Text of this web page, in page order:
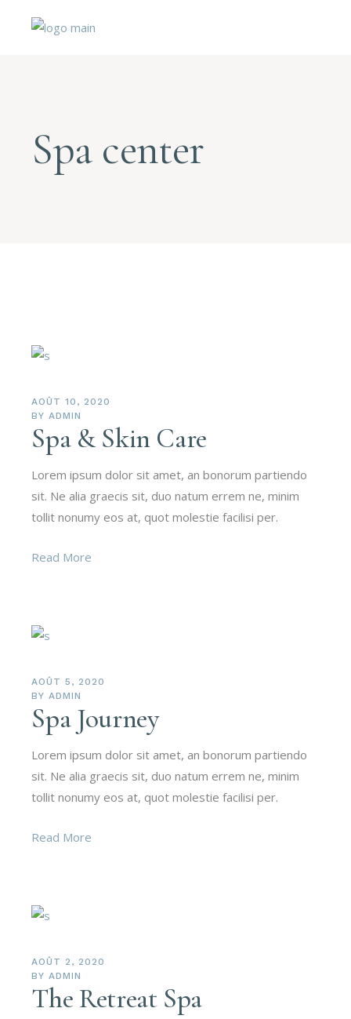
Spa center
AOÛT 10, 2020
BY ADMIN
Spa & Skin Care
Lorem ipsum dolor sit amet, an bonorum partiendo
sit. Ne alia graecis sit, duo natum errem ne, minim
tollit nonumy eos at, quot molestie facilisi per.
Read More
AOÛT 5, 2020
BY ADMIN
Spa Journey
Lorem ipsum dolor sit amet, an bonorum partiendo
sit. Ne alia graecis sit, duo natum errem ne, minim
tollit nonumy eos at, quot molestie facilisi per.
Read More
AOÛT 2, 2020
BY ADMIN
The Retreat Spa